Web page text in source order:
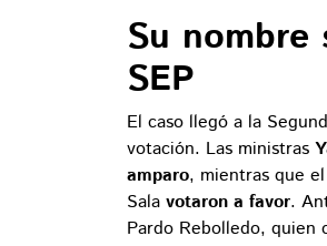
Su
SEP
El caso llegó a la
votación. Las ministras
amparo, mientras que
Sala votaron a favor.
Pardo Rebolledo,